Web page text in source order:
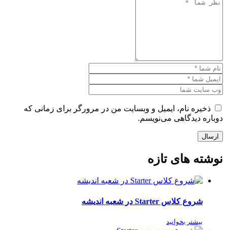
ذخیره نام، ایمیل و وبسایت من در مرورگر برای زمانی که
دوباره دیدگاهی می‌نویسم.
ارسال
نوشته های تازه
شروع کلاس Starter در شعبه اندیشه
بیشتر بخوانید